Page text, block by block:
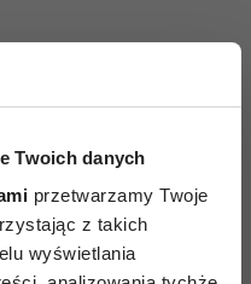
Twoich danych
przetwarzamy Twoje
z takich
wyświetlania